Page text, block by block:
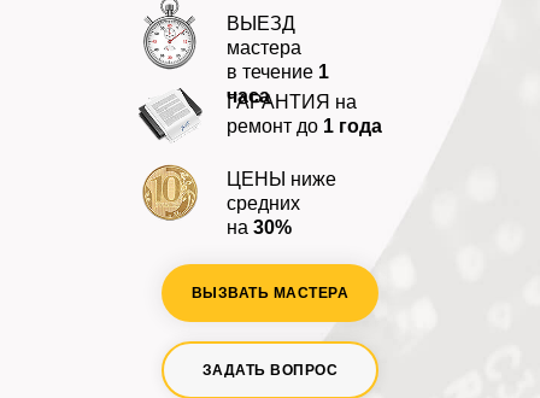
ВЫЕЗД
мастера
в течение 1
часа
ГАРАНТИЯ на
ремонт до 1 года
ЦЕНЫ ниже
средних
на 30%
ВЫЗВАТЬ МАСТЕРА
ЗАДАТЬ ВОПРОС
ГАРАНТИИ